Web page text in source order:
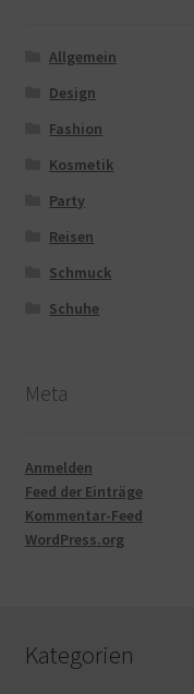
Allgemein
Design
Fashion
Kosmetik
Party
Reisen
Schmuck
Schuhe
Meta
Anmelden
Feed der Einträge
Kommentar-Feed
WordPress.org
Kategorien